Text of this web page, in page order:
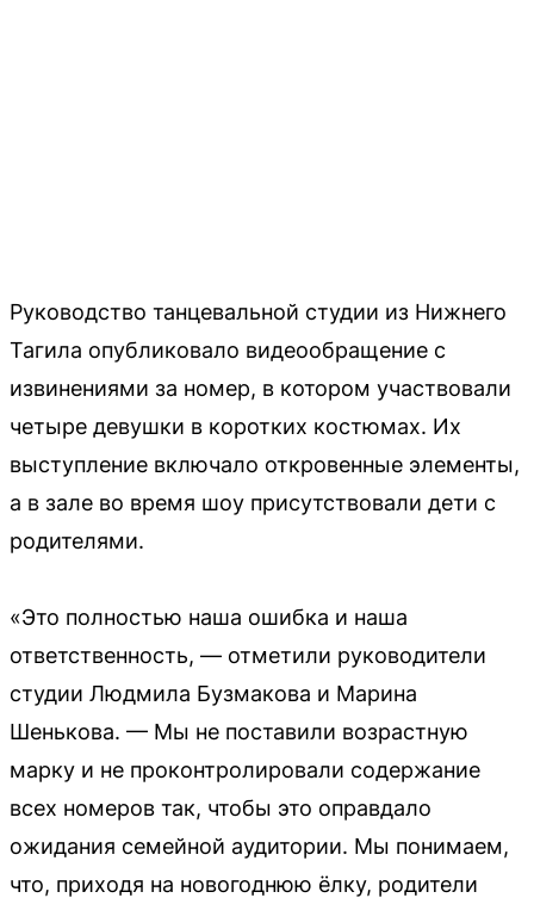
Руководство танцевальной студии из Нижнего
Тагила опубликовало видеообращение с
извинениями за номер, в котором участвовали
четыре девушки в коротких костюмах. Их
выступление включало откровенные элементы,
а в зале во время шоу присутствовали дети с
родителями.
«Это полностью наша ошибка и наша
ответственность, — отметили руководители
студии Людмила Бузмакова и Марина
Шенькова. — Мы не поставили возрастную
марку и не проконтролировали содержание
всех номеров так, чтобы это оправдало
ожидания семейной аудитории. Мы понимаем,
что, приходя на новогоднюю ёлку, родители